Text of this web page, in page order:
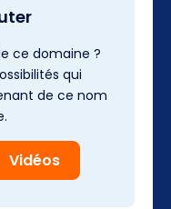
ce domaine ?
qui
de ce nom
Vidéos